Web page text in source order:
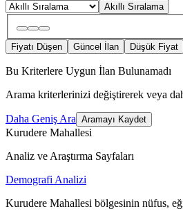
Akıllı Sıralama
Fiyatı Düşen Güncel İlan Düşük Fiyat
Bu Kriterlere Uygun İlan Bulunamadı
Arama kriterlerinizi değiştirerek veya
Daha Geniş Ara Aramayı Kaydet
Kurudere Mahallesi
Analiz ve Araştırma Sayfaları
Demografi Analizi
Kurudere Mahallesi bölgesinin nüfus,